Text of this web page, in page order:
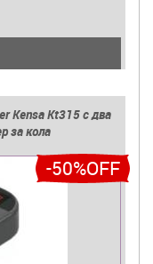
Kensa Kt315 с два
за кола
-50%OFF